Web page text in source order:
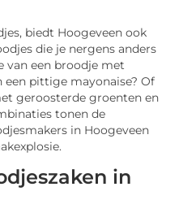
biedt Hoogeveen ook
die je nergens anders
van een broodje met
een pittige mayonaise? Of
geroosterde groenten en
tonen de
in Hoogeveen
in